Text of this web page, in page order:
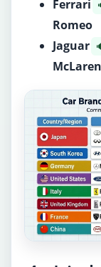
Ferrari
Romeo
Jaguar
McLaren